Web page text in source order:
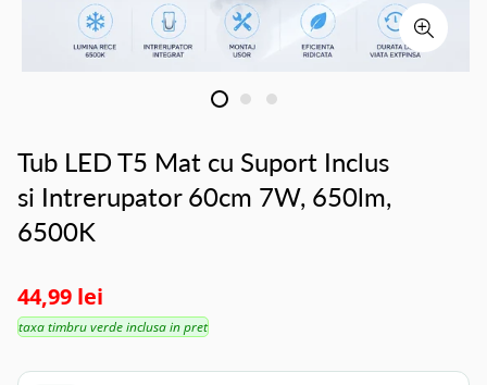
Tub LED T5 Mat cu Suport Inclus
si Intrerupator 60cm 7W, 650lm,
6500K
44,99 lei
taxa timbru verde inclusa in pret